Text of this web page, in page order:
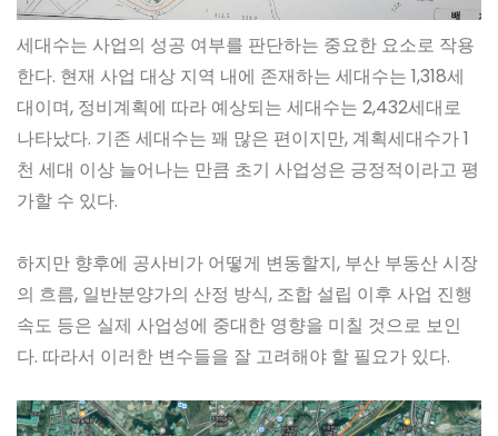
세대수는 사업의 성공 여부를 판단하는 중요한 요소로 작용
한다. 현재 사업 대상 지역 내에 존재하는 세대수는 1,318세
대이며, 정비계획에 따라 예상되는 세대수는 2,432세대로
나타났다. 기존 세대수는 꽤 많은 편이지만, 계획세대수가 1
천 세대 이상 늘어나는 만큼 초기 사업성은 긍정적이라고 평
가할 수 있다.
하지만 향후에 공사비가 어떻게 변동할지, 부산 부동산 시장
의 흐름, 일반분양가의 산정 방식, 조합 설립 이후 사업 진행
속도 등은 실제 사업성에 중대한 영향을 미칠 것으로 보인
다. 따라서 이러한 변수들을 잘 고려해야 할 필요가 있다.